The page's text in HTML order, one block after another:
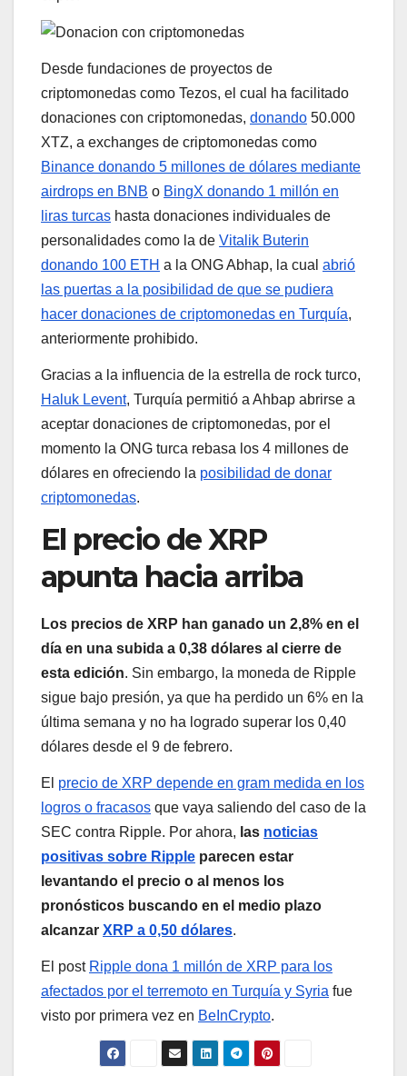
Desde fundaciones de proyectos de
criptomonedas como Tezos, el cual ha facilitado
donaciones con criptomonedas, donando 50.000
XTZ, a exchanges de criptomonedas como
Binance donando 5 millones de dólares mediante
airdrops en BNB o BingX donando 1 millón en
liras turcas hasta donaciones individuales de
personalidades como la de Vitalik Buterin
donando 100 ETH a la ONG Abhap, la cual abrió
las puertas a la posibilidad de que se pudiera
hacer donaciones de criptomonedas en Turquía,
anteriormente prohibido.
Gracias a la influencia de la estrella de rock turco,
Haluk Levent, Turquía permitió a Ahbap abrirse a
aceptar donaciones de criptomonedas, por el
momento la ONG turca rebasa los 4 millones de
dólares en ofreciendo la posibilidad de donar
criptomonedas.
El precio de XRP
apunta hacia arriba
Los precios de XRP han ganado un 2,8% en el
día en una subida a 0,38 dólares al cierre de
esta edición. Sin embargo, la moneda de Ripple
sigue bajo presión, ya que ha perdido un 6% en la
última semana y no ha logrado superar los 0,40
dólares desde el 9 de febrero.
El precio de XRP depende en gram medida en los
logros o fracasos que vaya saliendo del caso de la
SEC contra Ripple. Por ahora, las noticias
positivas sobre Ripple parecen estar
levantando el precio o al menos los
pronósticos buscando en el medio plazo
alcanzar XRP a 0,50 dólares.
El post Ripple dona 1 millón de XRP para los
afectados por el terremoto en Turquía y Syria fue
visto por primera vez en BeInCrypto.